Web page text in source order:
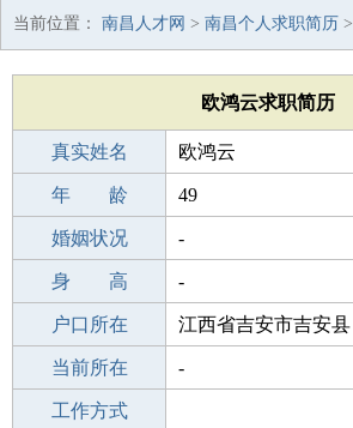
当前位置： 南昌人才网 > 南昌个人求职简历 >
欧鸿云求职简历
真实姓名 欧鸿云
性 别 男
年 龄 49
出生年月 1977-07-20
婚姻状况 -
学 历 本科
身 高 -
毕业学校 本科
户口所在 江西省吉安市吉安县
所学专业 -
当前所在 -
工作经验
工作方式